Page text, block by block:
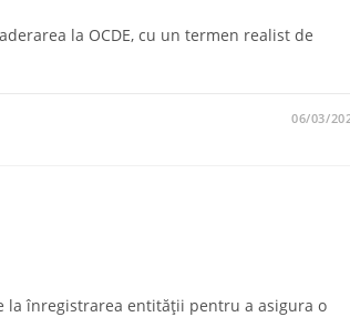
la OCDE, cu un termen realist de
06/03/
la înregistrarea entităţii pentru a asigura o